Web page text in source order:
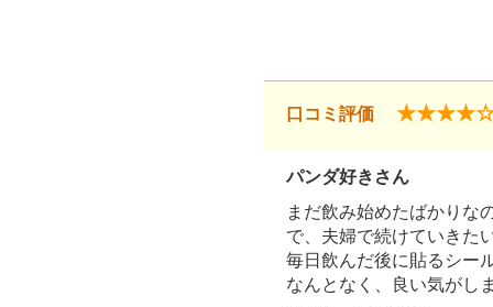
口コミ評価
パンダ好きさん
まだ飲み始めたばかりな
で、夫婦で続けていきた
毎日飲んだ後に貼るシー
なんとなく、良い気がし